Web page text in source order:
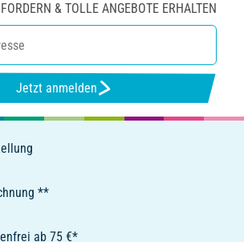
& TOLLE ANGEBOTE ERHALTEN
Jetzt anmelden
**
ab 75 €*